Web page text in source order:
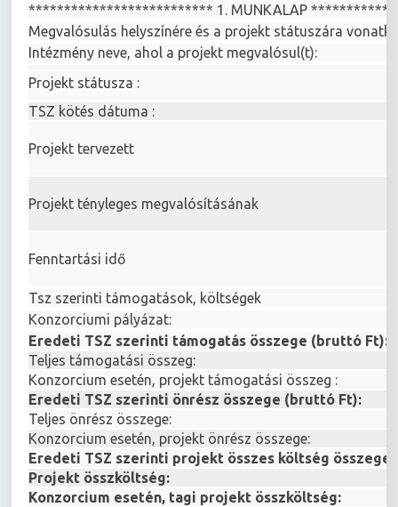
************************** 1. MUNKALAP
Megvalósulás helyszínére és a projekt státuszára
Intézmény neve, ahol a projekt megvalósul(t):
Projekt státusza :
TSZ kötés dátuma :
Projekt tervezett
Projekt tényleges megvalósításának
Fenntartási idő
Tsz szerinti támogatások, költségek
Konzorciumi pályázat:
Eredeti TSZ szerinti támogatás összege (bruttó Ft):
Teljes támogatási összeg:
Konzorcium esetén, projekt támogatási összeg :
Eredeti TSZ szerinti önrész összege (bruttó Ft):
Teljes önrész összege:
Konzorcium esetén, projekt önrész összege:
Eredeti TSZ szerinti projekt összes költség összege
Projekt összköltség:
Konzorcium esetén, tagi projekt összköltség: